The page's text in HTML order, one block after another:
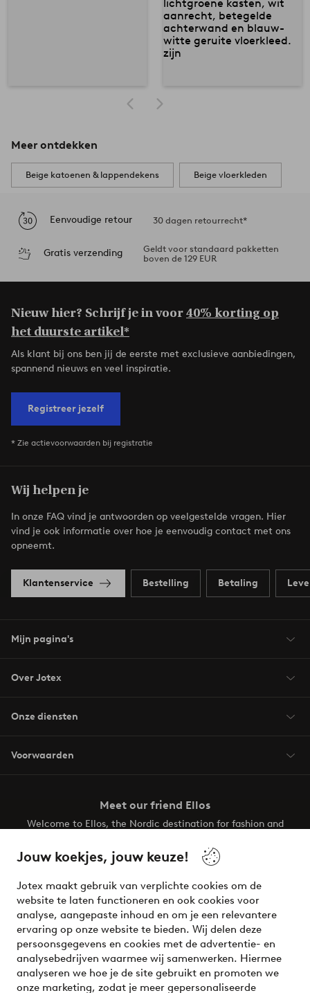
Jouw koekjes, jouw keuze!
Jotex maakt gebruik van verplichte cookies om de
website te laten functioneren en ook cookies voor
analyse, aangepaste inhoud en om je een relevantere
ervaring op onze website te bieden. Wij delen deze
persoonsgegevens en cookies met de advertentie- en
analysebedrijven waarmee wij samenwerken. Hiermee
analyseren we hoe je de site gebruikt en promoten we
onze marketing, zodat je meer gepersonaliseerde
Meer ontdekken
Beige katoenen & lappendekens Beige vloerkleden
Eenvoudige retour 30 dagen retourrecht*
Gratis verzending
Geldt voor standaard pakketten
boven de 129 EUR
Nieuw hier? Schrijf je in voor40% korting op
het duurste artikel*
Als klant bij ons ben jij de eerste met exclusieve aanbiedingen,
spannend nieuws en veel inspiratie.
Registreer jezelf
* Zie actievoorwaarden bij registratie
Wij helpen je
In onze FAQ vind je antwoorden op veelgestelde vragen. Hier
vind je ook informatie over hoe je eenvoudig contact met ons
opneemt.
Klantenservice Bestelling Betaling
Mijn pagina's
Over Jotex
Onze diensten
Voorwaarden
Meet our friend Ellos
Welcome to Ellos, the Nordic destination for fashion and
your wardrobe. Your next inspiring look is here!
Veilig betalen - Nu betalen of opsplitsen
Wil je meer weten over onze betaalopties?